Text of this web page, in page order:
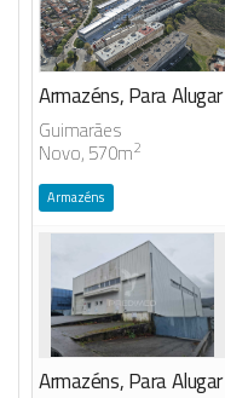
Armazéns, Para Alugar
Guimarães
Novo, 570m2
Armazéns
Armazéns, Para Alugar